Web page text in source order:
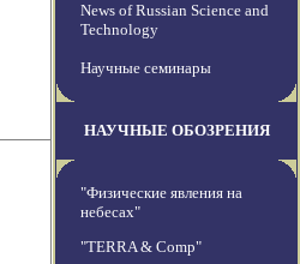
News of Russian Science and
Technology
Научные семинары
НАУЧНЫЕ ОБОЗРЕНИЯ
"Физические явления на
небесах"
"TERRA & Comp"